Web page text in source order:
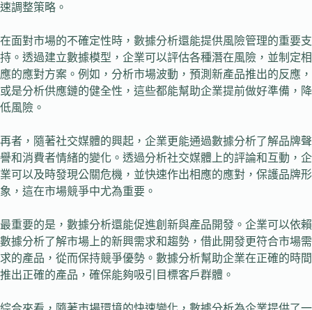
速調整策略。
在面對市場的不確定性時，數據分析還能提供風險管理的重要支
持。透過建立數據模型，企業可以評估各種潛在風險，並制定相
應的應對方案。例如，分析市場波動，預測新產品推出的反應，
或是分析供應鏈的健全性，這些都能幫助企業提前做好準備，降
低風險。
再者，隨著社交媒體的興起，企業更能通過數據分析了解品牌聲
譽和消費者情緒的變化。透過分析社交媒體上的評論和互動，企
業可以及時發現公關危機，並快速作出相應的應對，保護品牌形
象，這在市場競爭中尤為重要。
最重要的是，數據分析還能促進創新與產品開發。企業可以依賴
數據分析了解市場上的新興需求和趨勢，借此開發更符合市場需
求的產品，從而保持競爭優勢。數據分析幫助企業在正確的時間
推出正確的產品，確保能夠吸引目標客戶群體。